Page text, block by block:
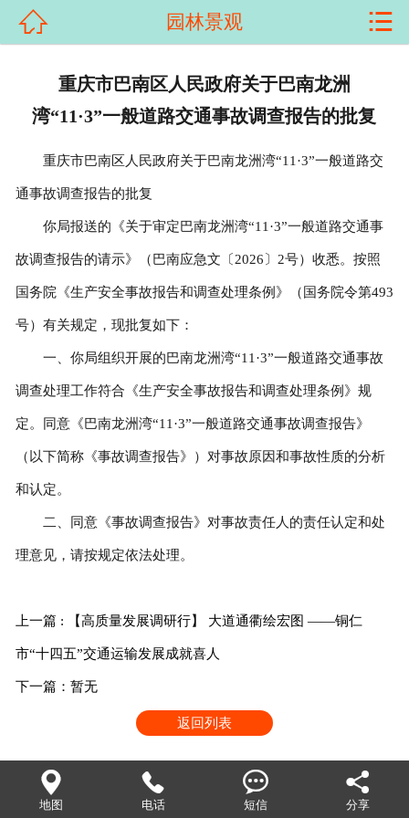
产品展示
新闻资讯
科普知识
荣誉资质
在线留言
联系我们
 园林景观 
重庆市巴南区人民政府关于巴南龙洲
湾“11·3”一般道路交通事故调查报告的批复
重庆市巴南区人民政府关于巴南龙洲湾“11·3”一般道路交
通事故调查报告的批复
你局报送的《关于审定巴南龙洲湾“11·3”一般道路交通事
故调查报告的请示》（巴南应急文〔2026〕2号）收悉。按照
国务院《生产安全事故报告和调查处理条例》（国务院令第493
号）有关规定，现批复如下：
一、你局组织开展的巴南龙洲湾“11·3”一般道路交通事故
调查处理工作符合《生产安全事故报告和调查处理条例》规
定。同意《巴南龙洲湾“11·3”一般道路交通事故调查报告》
（以下简称《事故调查报告》）对事故原因和事故性质的分析
和认定。
二、同意《事故调查报告》对事故责任人的责任认定和处
理意见，请按规定依法处理。
上一篇 : 【高质量发展调研行】 大道通衢绘宏图 ——铜仁
市“十四五”交通运输发展成就喜人
下一篇：暂无
返回列表

地图

电话

短信

分享